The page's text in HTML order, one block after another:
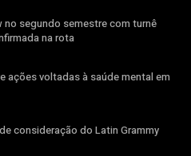
segundo semestre com turnê
na rota
ações voltadas à saúde mental em
consideração do Latin Grammy